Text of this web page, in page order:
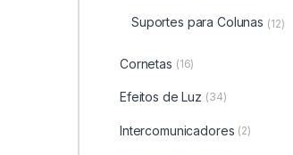
Suportes para Colunas (12)
Cornetas (16)
Efeitos de Luz (34)
Intercomunicadores (2)